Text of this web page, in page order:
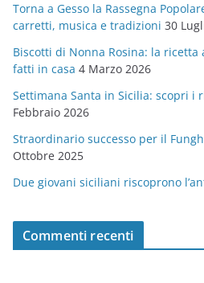
o
r
i
e
Torna a Gesso la Rassegna
carretti, musica e tradizioni 30
Biscotti di Nonna Rosina: la
fatti in casa 4 Marzo 2026
Settimana Santa in Sicilia: scopri i
Febbraio 2026
Straordinario successo per il
Ottobre 2025
Due giovani siciliani riscoprono
Commenti recenti